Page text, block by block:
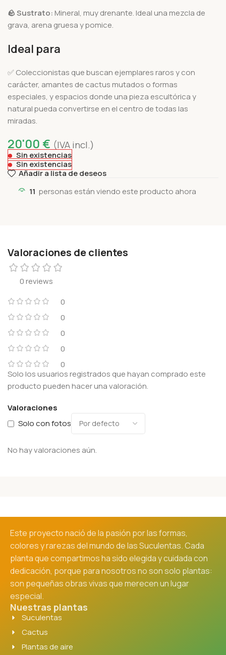
🪨Sustrato: Mineral, muy drenante. Ideal una mezcla de
grava, arena gruesa y pomice.
Ideal para
✅ Coleccionistas que buscan ejemplares raros y con
carácter, amantes de cactus mutados o formas
especiales, y espacios donde una pieza escultórica y
natural pueda convertirse en el centro de todas las
miradas.
20'00 € (IVA incl.)
Sin existencias
Sin existencias
Añadir a lista de deseos
11 personas están viendo este producto ahora
Valoraciones de clientes
0 reviews
0
0
0
0
0
Valoraciones
Solo con fotos
No hay valoraciones aún.
Solo los usuarios registrados que hayan comprado este
producto pueden hacer una valoración.
Este proyecto nació de la pasión por las formas,
colores y rarezas del mundo de las Suculentas. Cada
planta que compartimos ha sido elegida y cuidada con
dedicación, porque para nosotros no son solo plantas:
son pequeñas obras vivas que merecen un lugar
especial.
Nuestras plantas
Suculentas
Cactus
Plantas de aire